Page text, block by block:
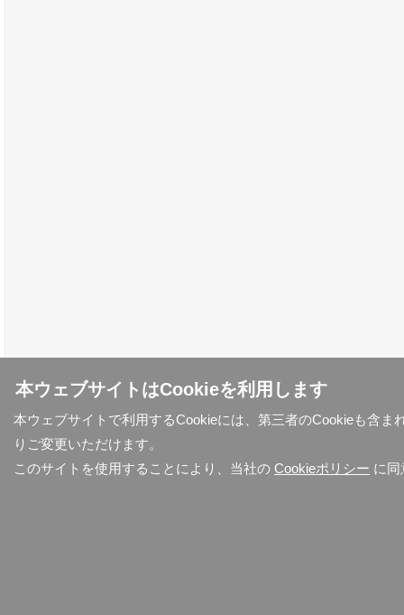
本ウェブサイトはCookieを利用します
本ウェブサイトで利用するCookieには、第三者のCookieも含
りご変更いただけます。
このサイトを使用することにより、当社の Cookieポリシー に